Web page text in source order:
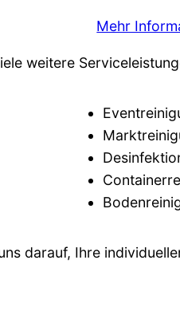
Mehr
weitere
darauf, Ihre